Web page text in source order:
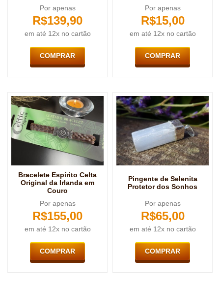
Por apenas
R$139,90
em até 12x no cartão
COMPRAR
Por apenas
R$15,00
em até 12x no cartão
COMPRAR
Bracelete Espírito Celta
Original da Irlanda em
Couro
Por apenas
R$155,00
em até 12x no cartão
COMPRAR
Pingente de Selenita
Protetor dos Sonhos
Por apenas
R$65,00
em até 12x no cartão
COMPRAR